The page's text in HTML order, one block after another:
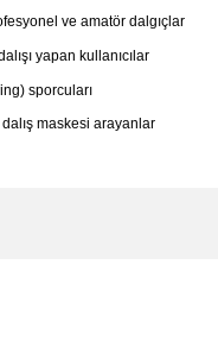
ve amatör dalgıçlar
yapan kullanıcılar
sporcuları
dalış maskesi arayanlar
eksik bilgiler bulunuyor.